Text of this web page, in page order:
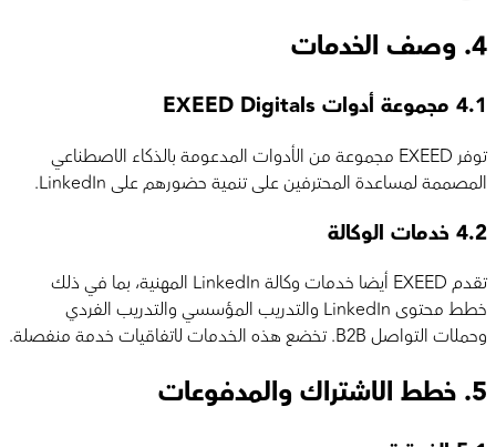
4. وصف الخدمات
4.1 مجموعة أدوات EXEED Digitals
توفر EXEED مجموعة من الأدوات المدعومة بالذكاء الاصطناعي
المصممة لمساعدة المحترفين على تنمية حضورهم على LinkedIn.
4.2 خدمات الوكالة
تقدم EXEED أيضا خدمات وكالة LinkedIn المهنية، بما في ذلك
خطط محتوى LinkedIn والتدريب المؤسسي والتدريب الفردي
وحملات التواصل B2B. تخضع هذه الخدمات لاتفاقيات خدمة منفصلة.
5. خطط الاشتراك والمدفوعات